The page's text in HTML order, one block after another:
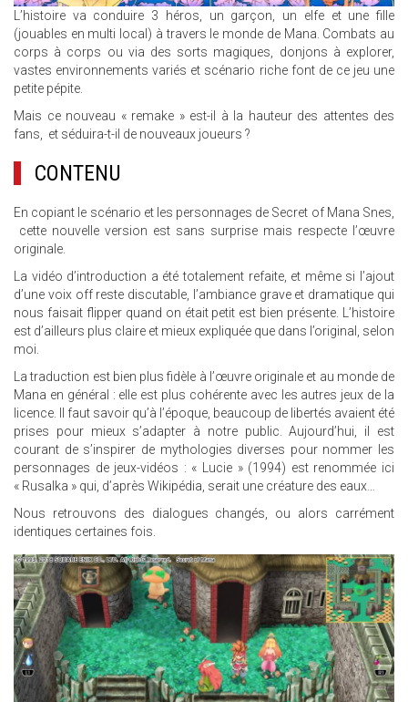
L’histoire va conduire 3 héros, un garçon, un elfe et une fille
(jouables en multi local) à travers le monde de Mana. Combats au
corps à corps ou via des sorts magiques, donjons à explorer,
vastes environnements variés et scénario riche font de ce jeu une
petite pépite.
Mais ce nouveau « remake » est-il à la hauteur des attentes des
fans, et séduira-t-il de nouveaux joueurs ?
CONTENU
En copiant le scénario et les personnages de Secret of Mana Snes,
cette nouvelle version est sans surprise mais respecte l’œuvre
originale.
La vidéo d’introduction a été totalement refaite, et même si l’ajout
d’une voix off reste discutable, l’ambiance grave et dramatique qui
nous faisait flipper quand on était petit est bien présente. L’histoire
est d’ailleurs plus claire et mieux expliquée que dans l’original, selon
moi.
La traduction est bien plus fidèle à l’œuvre originale et au monde de
Mana en général : elle est plus cohérente avec les autres jeux de la
licence. Il faut savoir qu’à l’époque, beaucoup de libertés avaient été
prises pour mieux s’adapter à notre public. Aujourd’hui, il est
courant de s’inspirer de mythologies diverses pour nommer les
personnages de jeux-vidéos : « Lucie » (1994) est renommée ici
« Rusalka » qui, d’après Wikipédia, serait une créature des eaux…
Nous retrouvons des dialogues changés, ou alors carrément
identiques certaines fois.
26.JPG